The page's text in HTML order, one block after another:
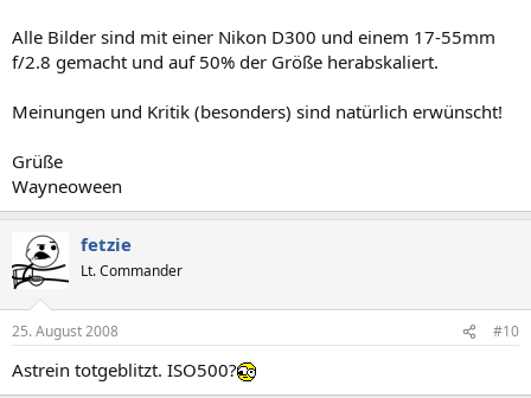
Alle Bilder sind mit einer Nikon D300 und einem 17-55mm
f/2.8 gemacht und auf 50% der Größe herabskaliert.
Meinungen und Kritik (besonders) sind natürlich erwünscht!
Grüße
Wayneoween
fetzie
Lt. Commander
25. August 2008 #10
Astrein totgeblitzt. ISO500?